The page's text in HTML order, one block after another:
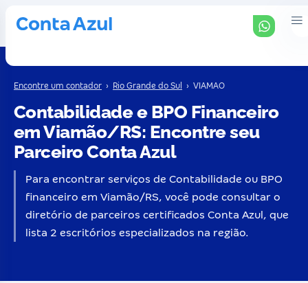
Encontre um contador › Rio Grande do Sul › VIAMAO
Contabilidade e BPO Financeiro
em Viamão/RS: Encontre seu
Parceiro Conta Azul
Para encontrar serviços de Contabilidade ou BPO
financeiro em Viamão/RS, você pode consultar o
diretório de parceiros certificados Conta Azul, que
lista 2 escritórios especializados na região.